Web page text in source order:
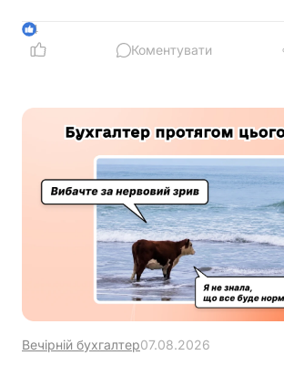
за вихідним або святковим днем
4
Коментувати
Вечірній бухгалтер07.08.2026